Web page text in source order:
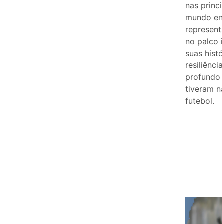
nas
mundo
no palco
suas
tiveram
futebol.